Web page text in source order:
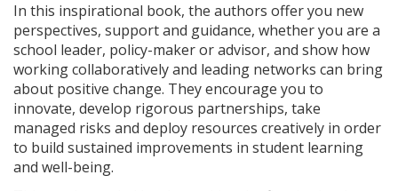
In this inspirational book, the authors offer you new
perspectives, support and guidance, whether you are a
school leader, policy-maker or advisor, and show how
working collaboratively and leading networks can bring
about positive change. They encourage you to
innovate, develop rigorous partnerships, take
managed risks and deploy resources creatively in order
to build sustained improvements in student learning
and well-being.